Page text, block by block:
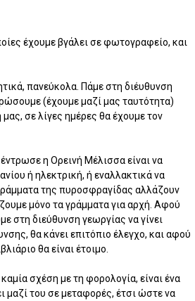
έχουμε βγάλει σε φωτογραφείο, και
πανεύκολα. Πάμε στη διέυθυνση
(έχουμε μαζί μας ταυτότητα)
σε λίγες ημέρες θα έχουμε τον
η Ορεινή Μέλισσα είναι να
ή ηλεκτρική, ή εναλλακτικά να
της πυροσφραγίδας αλλάζουν
μόνο τα γράμματα για αρχή. Αφού
διεύθυνση γεωργίας να γίνει
θα κάνει επιτόπιο έλεγχο, και αφού
θα είναι έτοιμο.
σχέση με τη φορολογία, είναι ένα
μαζί του σε μεταφορές, έτσι ώστε να